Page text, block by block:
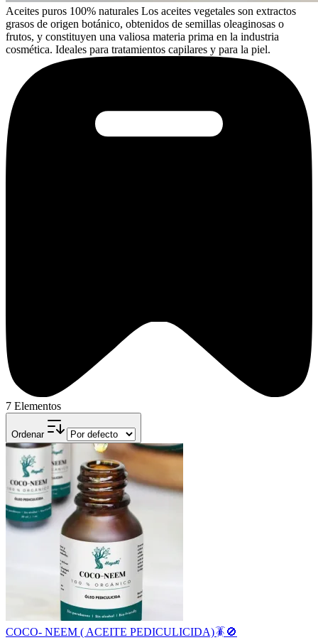
Aceites puros 100% naturales Los aceites vegetales son extractos
grasos de origen botánico, obtenidos de semillas oleaginosas o
frutos, y constituyen una valiosa materia prima en la industria
cosmética. Ideales para tratamientos capilares y para la piel.
7 Elementos
Ordenar
COCO- NEEM ( ACEITE PEDICULICIDA)🪳🚫